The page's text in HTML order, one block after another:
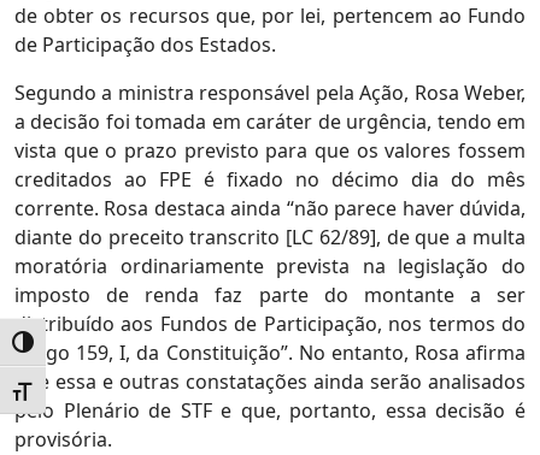
Alternar alto contraste
Alternar tamanho da fonte
de obter os recursos que, por lei, pertencem ao Fundo
de Participação dos Estados.
Segundo a ministra responsável pela Ação, Rosa Weber,
a decisão foi tomada em caráter de urgência, tendo em
vista que o prazo previsto para que os valores fossem
creditados ao FPE é fixado no décimo dia do mês
corrente. Rosa destaca ainda “não parece haver dúvida,
diante do preceito transcrito [LC 62/89], de que a multa
moratória ordinariamente prevista na legislação do
imposto de renda faz parte do montante a ser
distribuído aos Fundos de Participação, nos termos do
artigo 159, I, da Constituição”. No entanto, Rosa afirma
que essa e outras constatações ainda serão analisados
pelo Plenário de STF e que, portanto, essa decisão é
provisória.